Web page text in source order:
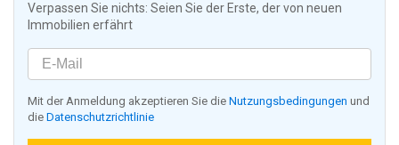
Verpassen Sie nichts: Seien Sie der Erste, der von neuen
Immobilien erfährt
Mit der Anmeldung akzeptieren Sie die Nutzungsbedingungen und
die Datenschutzrichtlinie